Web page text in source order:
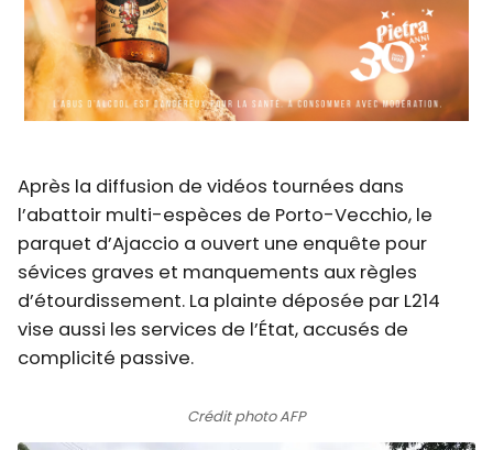
Après la diffusion de vidéos tournées dans
l’abattoir multi-espèces de Porto-Vecchio, le
parquet d’Ajaccio a ouvert une enquête pour
sévices graves et manquements aux règles
d’étourdissement. La plainte déposée par L214
vise aussi les services de l’État, accusés de
complicité passive.
Crédit photo AFP